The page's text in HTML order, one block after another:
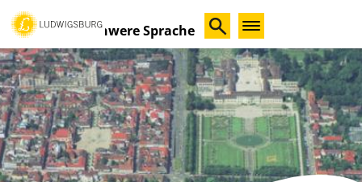
Schwere Sprache